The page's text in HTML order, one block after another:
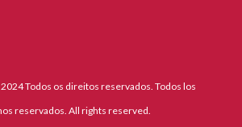
Todos os direitos reservados. Todos los
reservados. All rights reserved.